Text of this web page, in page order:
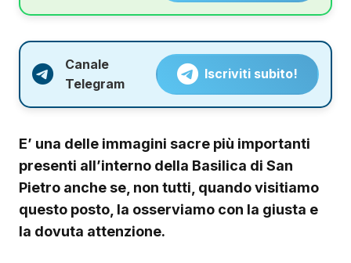
Canale
Telegram
Iscriviti subito!
E’ una delle immagini sacre più importanti
presenti all’interno della Basilica di San
Pietro anche se, non tutti, quando visitiamo
questo posto, la osserviamo con la giusta e
la dovuta attenzione.